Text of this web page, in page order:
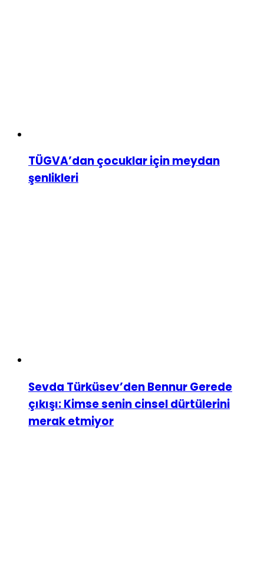
TÜGVA’dan çocuklar için meydan
şenlikleri
Sevda Türküsev’den Bennur Gerede
çıkışı: Kimse senin cinsel dürtülerini
merak etmiyor